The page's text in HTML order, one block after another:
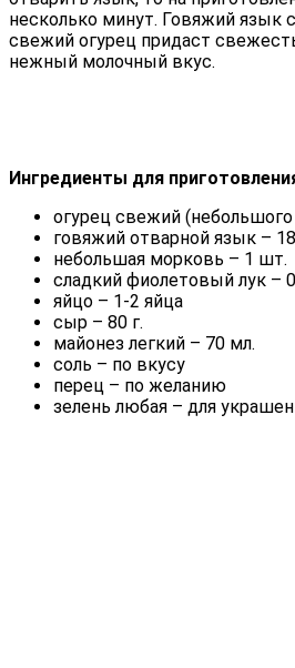
несколько минут. Говяжий язык
свежий огурец придаст
нежный молочный вкус.
Ингредиенты для
огурец свежий
говяжий отварной язык –
небольшая морковь – 1 шт.
сладкий фиолетовый лук –
яйцо – 1-2 яйца
сыр – 80 г.
майонез легкий – 70 мл.
соль – по вкусу
перец – по желанию
зелень любая – для